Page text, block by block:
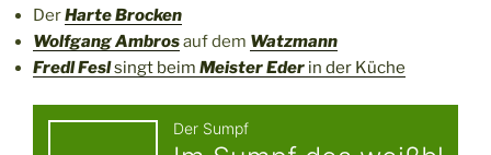
DerHarte Brocken
Wolfgang Ambrosauf dem Watzmann
Fredl Feslsingt beim Meister Eder in der Küche